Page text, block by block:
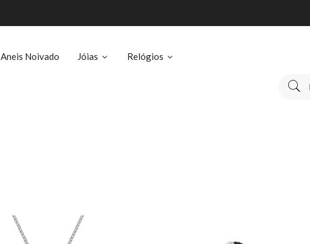
Aneis Noivado Jóias Relógios